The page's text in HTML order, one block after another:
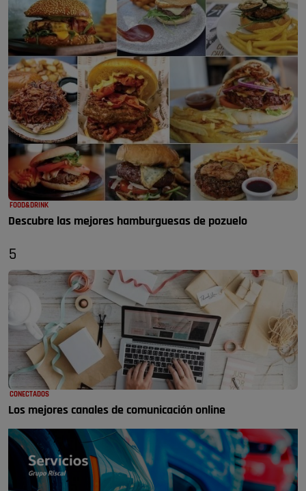
FOOD&DRINK
Descubre las mejores hamburguesas de pozuelo
5
CONECTADOS
Los mejores canales de comunicación online